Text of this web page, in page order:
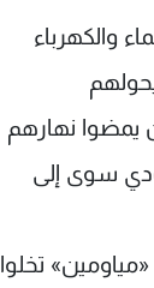
والكهرباء
يمضوا نهارهم
سوى إلى
تخلوا